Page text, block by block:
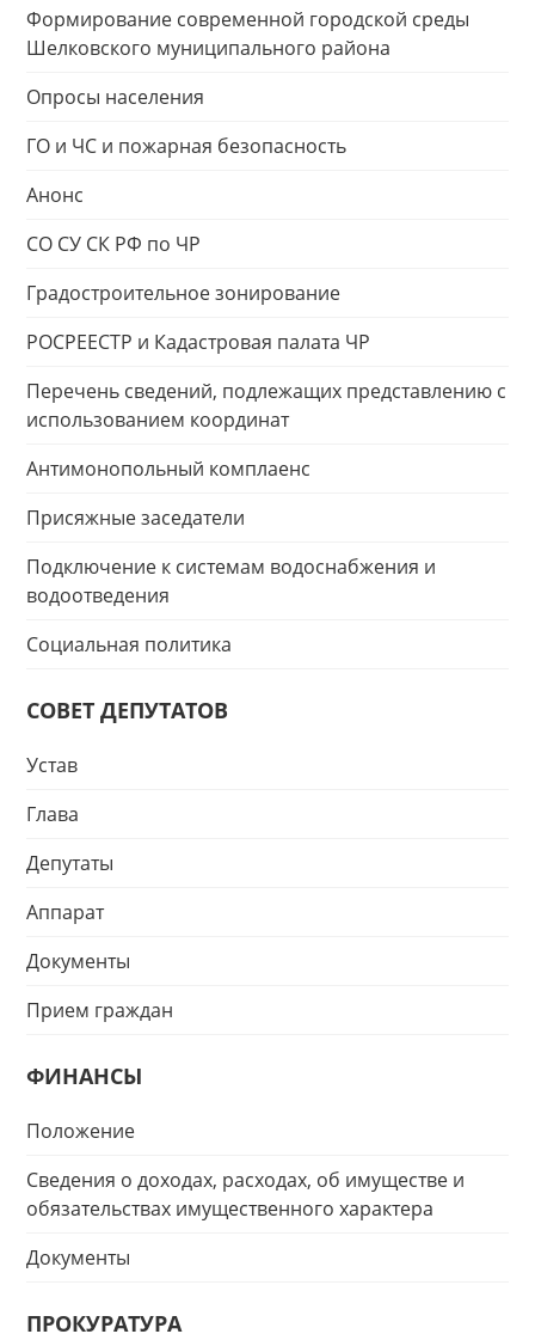
Формирование современной городской среды
Шелковского муниципального района
Опросы населения
ГО и ЧС и пожарная безопасность
Анонс
СО СУ СК РФ по ЧР
Градостроительное зонирование
РОСРЕЕСТР и Кадастровая палата ЧР
Перечень сведений, подлежащих представлению с
использованием координат
Антимонопольный комплаенс
Присяжные заседатели
Подключение к системам водоснабжения и
водоотведения
Социальная политика
СОВЕТ ДЕПУТАТОВ
Устав
Глава
Депутаты
Аппарат
Документы
Прием граждан
ФИНАНСЫ
Положение
Сведения о доходах, расходах, об имуществе и
обязательствах имущественного характера
Документы
ПРОКУРАТУРА